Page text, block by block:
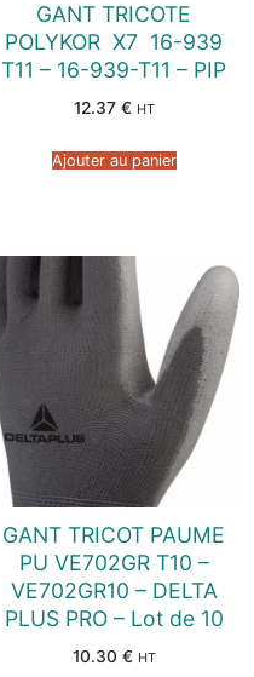
GANT TRICOTE
POLYKOR  X7  16-939
T11 – 16-939-T11 – PIP
12.37 € HT
Ajouter au panier
GANT TRICOT PAUME
PU VE702GR T10 –
VE702GR10 – DELTA
PLUS PRO – Lot de 10
10.30 € HT